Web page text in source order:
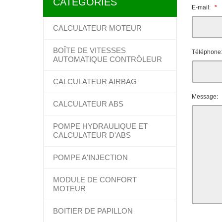
CALCULATEUR MOTEUR
BOÎTE DE VITESSES
AUTOMATIQUE CONTRÔLEUR
CALCULATEUR AIRBAG
CALCULATEUR ABS
POMPE HYDRAULIQUE ET
CALCULATEUR D'ABS
POMPE A'INJECTION
MODULE DE CONFORT
MOTEUR
BOITIER DE PAPILLON
E-mail:
Téléphone:
Message: